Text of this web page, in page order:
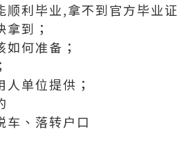
利毕业,拿不到官方毕业证
到；
何准备；
单位提供；
、落转户口